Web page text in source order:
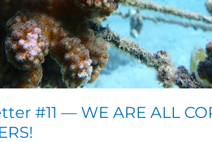
#11 — WE ARE ALL